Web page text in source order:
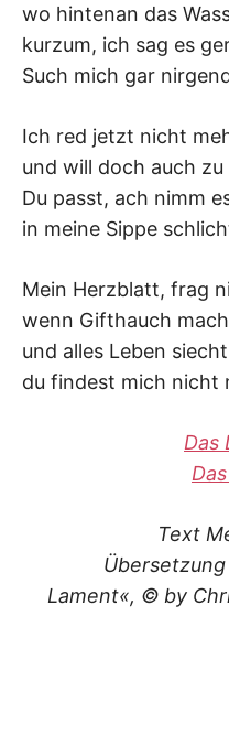
wo hintenan das
kurzum, ich sag es
Such mich gar
Ich red jetzt nicht
und will doch auch
Du passt, ach nimm
in meine Sippe
Mein Herzblatt, frag
wenn Gifthauch
und alles Leben
du findest mich nicht
Das
Text
Übersetzung
Lament«, © by